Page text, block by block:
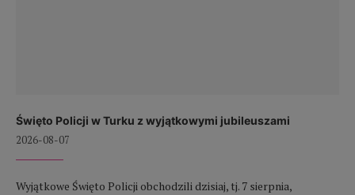
Święto Policji w Turku z wyjątkowymi jubileuszami
2026-08-07
Wyjątkowe Święto Policji obchodzili dzisiaj, tj. 7 sierpnia,